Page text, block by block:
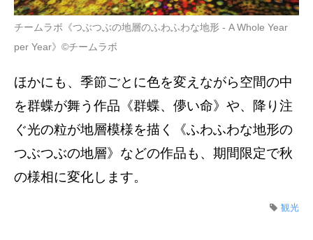
チームラボ《つぶつぶの地層のふわふわな地形 - A Whole Year
per Year》©チームラボ
ほかにも、季節ごとに色を変えながら空間の中
を群蝶が舞う作品《群蝶、儚い命》や、降り注
ぐ光の粒が地層模様を描く《ふわふわな地形の
つぶつぶの地層》などの作品も、期間限定で秋
の様相に変化します。
観光